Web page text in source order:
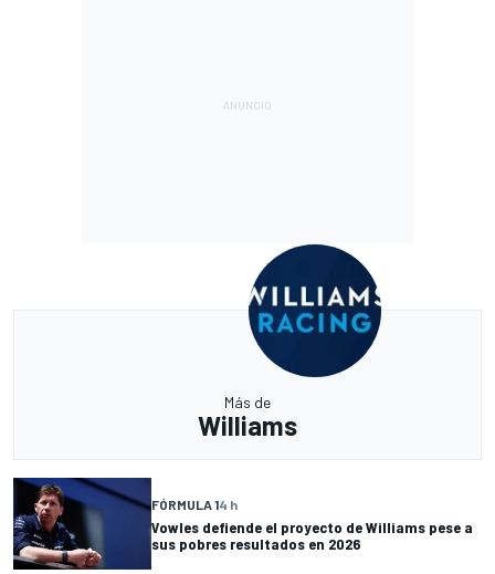
Más de
Williams
FÓRMULA 14 h
Vowles defiende el proyecto de Williams pese a
sus pobres resultados en 2026